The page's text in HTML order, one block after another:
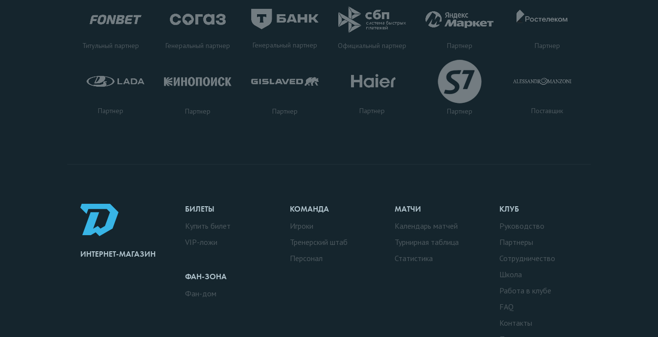
Титульный партнер Генеральный партнер Генеральный партнер Официальный партнер Партнер Партнер
Партнер Партнер Партнер Партнер Партнер Поставщик
ИНТЕРНЕТ-МАГАЗИН
БИЛЕТЫ
Купить билет
VIP-ложи
ФАН-ЗОНА
Фан-дом
КОМАНДА
Игроки
Тренерский штаб
Персонал
МАТЧИ
Календарь матчей
Турнирная таблица
Статистика
КЛУБ
Руководство
Партнеры
Сотрудничество
Школа
Работа в клубе
FAQ
Контакты